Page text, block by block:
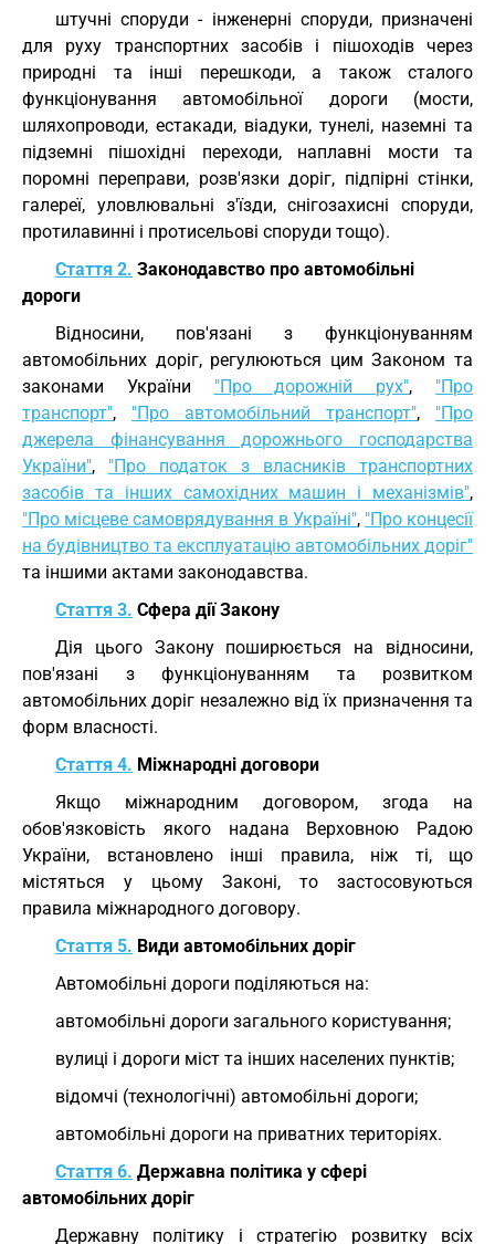
штучні споруди - інженерні споруди, призначені
для руху транспортних засобів і пішоходів через
природні та інші перешкоди, а також сталого
функціонування автомобільної дороги (мости,
шляхопроводи, естакади, віадуки, тунелі, наземні та
підземні пішохідні переходи, наплавні мости та
поромні переправи, розв'язки доріг, підпірні стінки,
галереї, уловлювальні з'їзди, снігозахисні споруди,
протилавинні і протисельові споруди тощо).
Стаття 2. Законодавство про автомобільні
дороги
Відносини, пов'язані з функціонуванням
автомобільних доріг, регулюються цим Законом та
законами України "Про дорожній рух", "Про
транспорт", "Про автомобільний транспорт", "Про
джерела фінансування дорожнього господарства
України", "Про податок з власників транспортних
засобів та інших самохідних машин і механізмів",
"Про місцеве самоврядування в Україні", "Про концесії
на будівництво та експлуатацію автомобільних доріг"
та іншими актами законодавства.
Стаття 3. Сфера дії Закону
Дія цього Закону поширюється на відносини,
пов'язані з функціонуванням та розвитком
автомобільних доріг незалежно від їх призначення та
форм власності.
Стаття 4. Міжнародні договори
Якщо міжнародним договором, згода на
обов'язковість якого надана Верховною Радою
України, встановлено інші правила, ніж ті, що
містяться у цьому Законі, то застосовуються
правила міжнародного договору.
Стаття 5. Види автомобільних доріг
Автомобільні дороги поділяються на:
автомобільні дороги загального користування;
вулиці і дороги міст та інших населених пунктів;
відомчі (технологічні) автомобільні дороги;
автомобільні дороги на приватних територіях.
Стаття 6. Державна політика у сфері
автомобільних доріг
Державну політику і стратегію розвитку всіх